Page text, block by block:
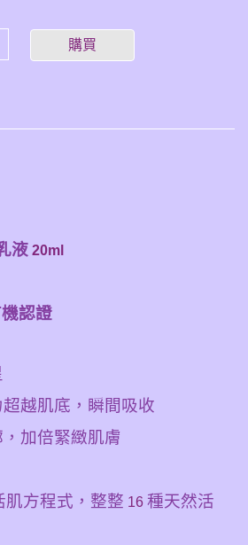
購買
液 20ml
認證
越肌底，瞬間吸收
加倍緊緻肌膚
肌方程式，整整 16 種天然活